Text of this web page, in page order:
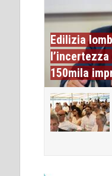
Edilizia
150mila